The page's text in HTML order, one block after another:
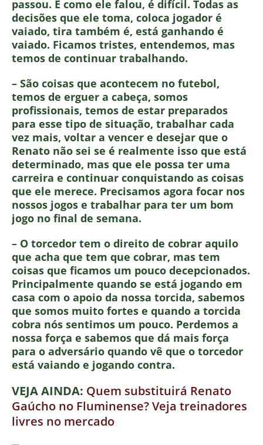
passou. É como ele falou, é difícil. Todas as
decisões que ele toma, coloca jogador é
vaiado, tira também é, está ganhando é
vaiado. Ficamos tristes, entendemos, mas
temos de continuar trabalhando.
– São coisas que acontecem no futebol,
temos de erguer a cabeça, somos
profissionais, temos de estar preparados
para esse tipo de situação, trabalhar cada
vez mais, voltar a vencer e desejar que o
Renato não sei se é realmente isso que está
determinado, mas que ele possa ter uma
carreira e continuar conquistando as coisas
que ele merece. Precisamos agora focar nos
nossos jogos e trabalhar para ter um bom
jogo no final de semana.
– O torcedor tem o direito de cobrar aquilo
que acha que tem que cobrar, mas tem
coisas que ficamos um pouco decepcionados.
Principalmente quando se está jogando em
casa com o apoio da nossa torcida, sabemos
que somos muito fortes e quando a torcida
cobra nós sentimos um pouco. Perdemos a
nossa força e sabemos que dá mais força
para o adversário quando vê que o torcedor
está vaiando e jogando contra.
VEJA AINDA: Quem substituirá Renato
Gaúcho no Fluminense? Veja treinadores
livres no mercado